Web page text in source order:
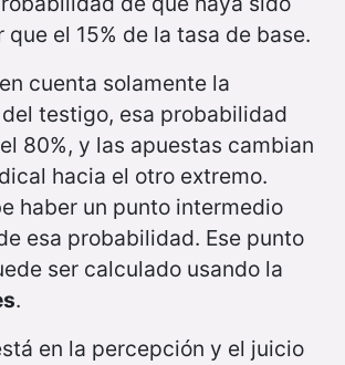
que el 15% de la tasa de base.
cuenta solamente la
testigo, esa probabilidad
80%, y las apuestas cambian
hacia el otro extremo.
haber un punto intermedio
esa probabilidad. Ese punto
ser calculado usando la
.
en la percepción y el juicio